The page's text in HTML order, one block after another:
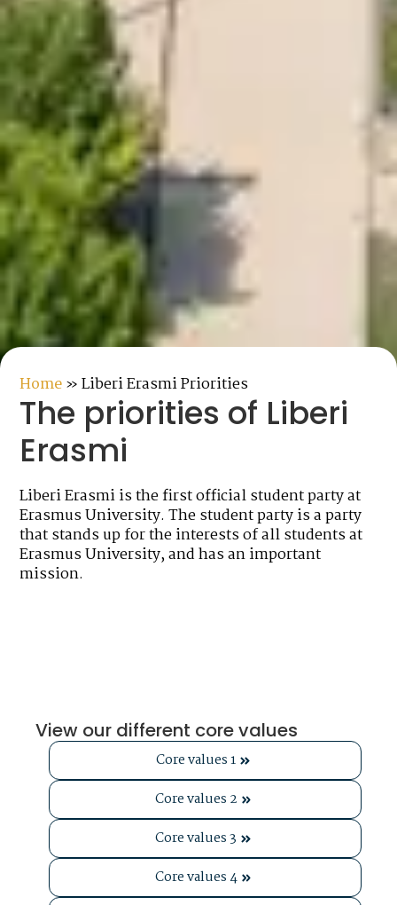
Home» Liberi Erasmi Priorities
The priorities of Liberi
Erasmi
Liberi Erasmi is the first official student party at
Erasmus University. The student party is a party
that stands up for the interests of all students at
Erasmus University, and has an important
mission.
View our different core values
Core values 1
Core values 2
Core values 3
Core values 4